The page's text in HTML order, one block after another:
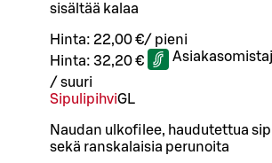
sisältää kalaa
Hinta: 22,00 €/ pieni
Hinta: 32,20 €
/ suuri
SipulipihviGL
Naudan ulkofilee, haudutettua
sekä ranskalaisia perunoita